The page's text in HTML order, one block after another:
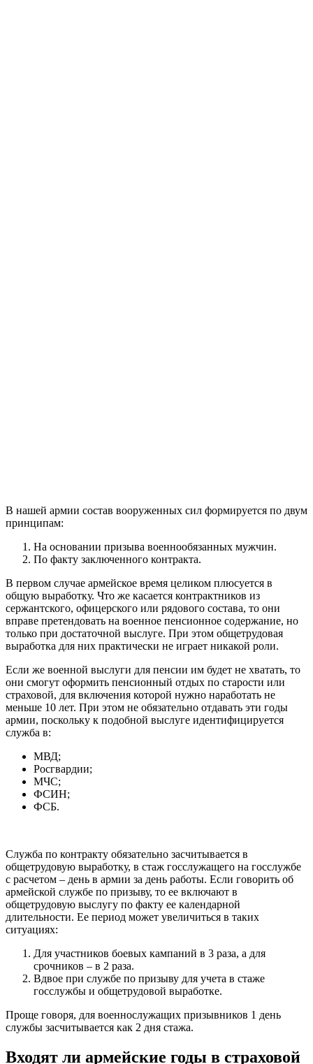
В нашей армии состав вооруженных сил формируется по двум
принципам:
На основании призыва военнообязанных мужчин.
По факту заключенного контракта.
В первом случае армейское время целиком плюсуется в
общую выработку. Что же касается контрактников из
сержантского, офицерского или рядового состава, то они
вправе претендовать на военное пенсионное содержание, но
только при достаточной выслуге. При этом общетрудовая
выработка для них практически не играет никакой роли.
Если же военной выслуги для пенсии им будет не хватать, то
они смогут оформить пенсионный отдых по старости или
страховой, для включения которой нужно наработать не
меньше 10 лет. При этом не обязательно отдавать эти годы
армии, поскольку к подобной выслуге идентифицируется
служба в:
МВД;
Росгвардии;
МЧС;
ФСИН;
ФСБ.
Служба по контракту обязательно засчитывается в
общетрудовую выработку, в стаж госслужащего на госслужбе
с расчетом – день в армии за день работы. Если говорить об
армейской службе по призыву, то ее включают в
общетрудовую выслугу по факту ее календарной
длительности. Ее период может увеличиться в таких
ситуациях:
Для участников боевых кампаний в 3 раза, а для
срочников – в 2 раза.
Вдвое при службе по призыву для учета в стаже
госслужбы и общетрудовой выработке.
Проще говоря, для военнослужащих призывников 1 день
службы засчитывается как 2 дня стажа.
Входят ли армейские годы в страховой